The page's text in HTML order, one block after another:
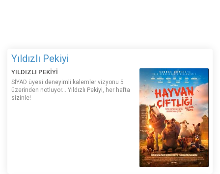
Yıldızlı Pekiyi
YILDIZLI PEKİYİ
SİYAD üyesi deneyimli kalemler vizyonu 5
üzerinden notluyor... Yıldızlı Pekiyi, her hafta
sizinle!